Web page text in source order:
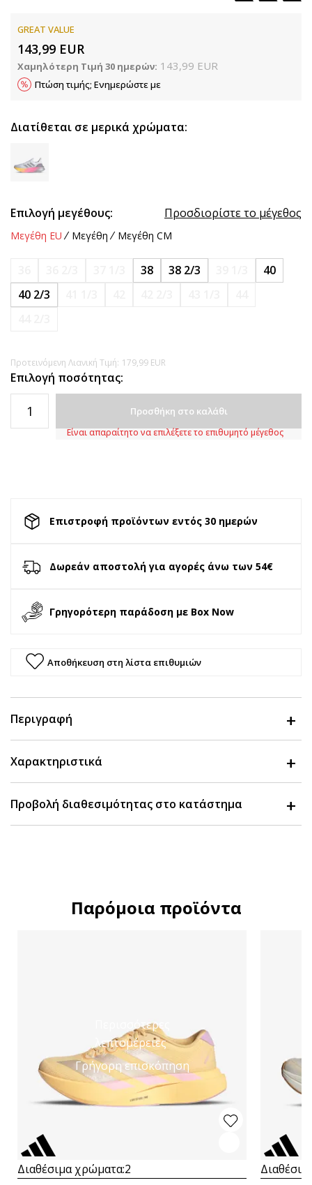
GREAT VALUE
143,99 EUR
Χαμηλότερη Τιμή 30 ημερών: 143,99 EUR
Πτώση τιμής; Ενημερώστε με
Διατίθεται σε μερικά χρώματα:
Επιλογή μεγέθους: Προσδιορίστε το μέγεθος
Μεγέθη EU Μεγέθη Μεγέθη CM
38 38 2/3
40
40 2/3
Προτεινόμενη Λιανική Τιμή: 179,99 EUR
Επιλογή ποσότητας:
Προσθήκη στο καλάθι
Είναι απαραίτητο να επιλέξετε το επιθυμητό μέγεθος
Επιστροφή προϊόντων εντός 30 ημερών
Δωρεάν αποστολή για αγορές άνω των 54€
Γρηγορότερη παράδοση με Box Now
Αποθήκευση στη λίστα επιθυμιών
Περιγραφή
Χαρακτηριστικά
Προβολή διαθεσιμότητας στο κατάστημα
Παρόμοια προϊόντα
Περισσότερες
λεπτομέρειες
Γρήγορη επισκόπηση
Διαθέσιμα χρώματα:2